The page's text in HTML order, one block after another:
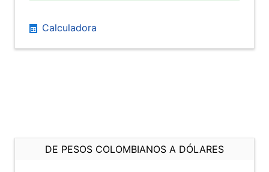
Calculadora
DE PESOS COLOMBIANOS A DÓLARES